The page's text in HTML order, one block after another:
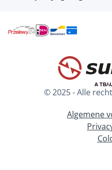
© 2025 - Alle
Algemene